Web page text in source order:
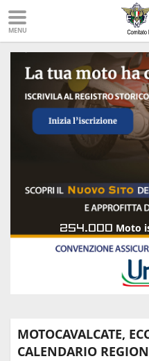
MENU
254.000 Moto
MOTOCAVALCATE,
CALENDARIO